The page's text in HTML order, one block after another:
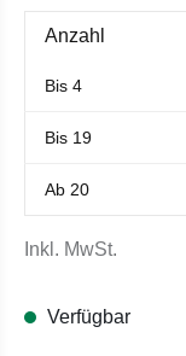
Anzahl
Bis 4
Bis 19
Ab 20
Inkl. MwSt.
Verfügbar